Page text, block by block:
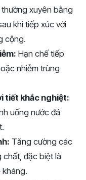
thường xuyên bằng
khi tiếp xúc với
cộng.
Hạn chế tiếp
nhiễm trùng
tiết khắc nghiệt:
uống nước đá
Tăng cường các
chất, đặc biệt là
kháng.